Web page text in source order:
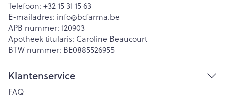
Telefoon: +32 15 31 15 63
E-mailadres: info@bcfarma.be
APB nummer: 120903
Apotheek titularis: Caroline Beaucourt
BTW nummer: BE0885526955
Klantenservice
FAQ